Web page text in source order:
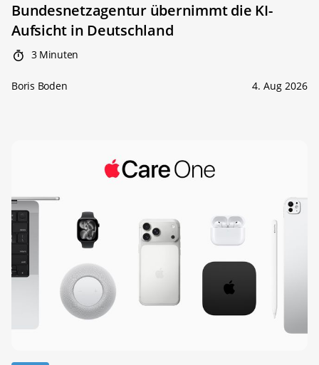
Bundesnetzagentur übernimmt die KI-
Aufsicht in Deutschland
3 Minuten
Boris Boden 4. Aug 2026